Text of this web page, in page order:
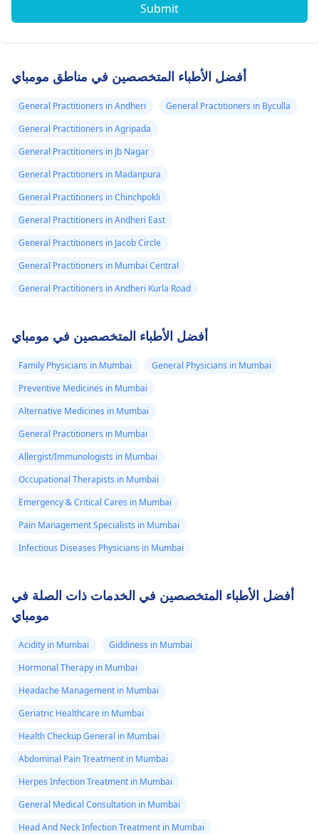
Submit
أفضل الأطباء المتخصصين في مناطق مومباي
General Practitioners in Andheri
General Practitioners in Byculla
General Practitioners in Agripada
General Practitioners in Jb Nagar
General Practitioners in Madanpura
General Practitioners in Chinchpokli
General Practitioners in Andheri East
General Practitioners in Jacob Circle
General Practitioners in Mumbai Central
General Practitioners in Andheri Kurla Road
أفضل الأطباء المتخصصين في مومباي
Family Physicians in Mumbai
General Physicians in Mumbai
Preventive Medicines in Mumbai
Alternative Medicines in Mumbai
General Practitioners in Mumbai
Allergist/Immunologists in Mumbai
Occupational Therapists in Mumbai
Emergency & Critical Cares in Mumbai
Pain Management Specialists in Mumbai
Infectious Diseases Physicians in Mumbai
أفضل الأطباء المتخصصين في الخدمات ذات الصلة في
مومباي
Acidity in Mumbai
Giddiness in Mumbai
Hormonal Therapy in Mumbai
Headache Management in Mumbai
Geriatric Healthcare in Mumbai
Health Checkup General in Mumbai
Abdominal Pain Treatment in Mumbai
Herpes Infection Treatment in Mumbai
General Medical Consultation in Mumbai
Head And Neck Infection Treatment in Mumbai